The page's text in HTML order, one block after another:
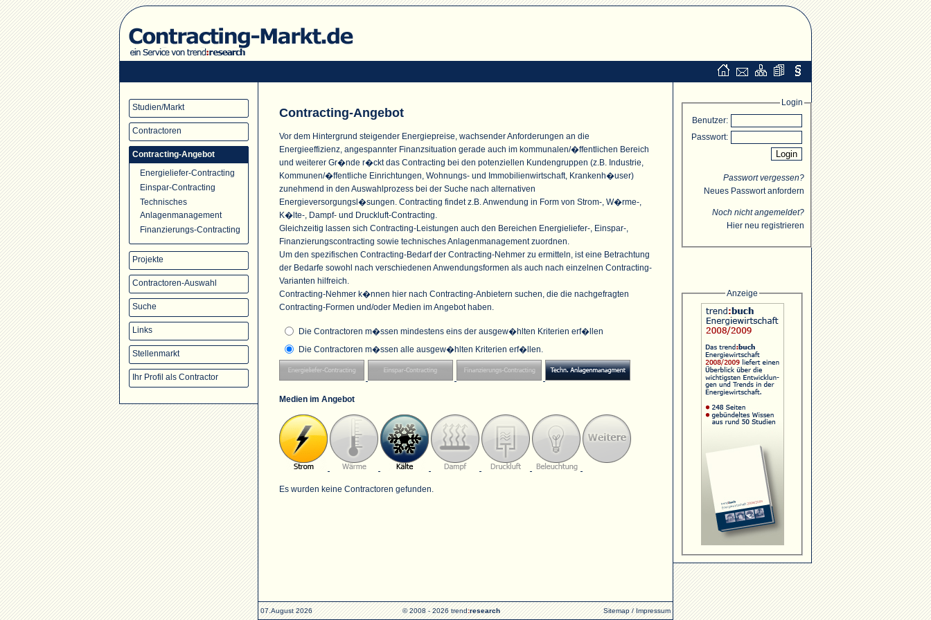
Studien/Markt
Contractoren
Contracting-Angebot
Energieliefer-Contracting
Einspar-Contracting
Technisches
Anlagenmanagement
Finanzierungs-Contracting
Projekte
Contractoren-Auswahl
Suche
Links
Stellenmarkt
Ihr Profil als Contractor
Contracting-Angebot
Vor dem Hintergrund steigender Energiepreise, wachsender Anforderungen an die
Energieeffizienz, angespannter Finanzsituation gerade auch im kommunalen/�ffentlichen Bereich
und weiterer Gr�nde r�ckt das Contracting bei den potenziellen Kundengruppen (z.B. Industrie,
Kommunen/�ffentliche Einrichtungen, Wohnungs- und Immobilienwirtschaft, Krankenh�user)
zunehmend in den Auswahlprozess bei der Suche nach alternativen
Energieversorgungsl�sungen. Contracting findet z.B. Anwendung in Form von Strom-, W�rme-,
K�lte-, Dampf- und Druckluft-Contracting.
Gleichzeitig lassen sich Contracting-Leistungen auch den Bereichen Energieliefer-, Einspar-,
Finanzierungscontracting sowie technisches Anlagenmanagement zuordnen.
Um den spezifischen Contracting-Bedarf der Contracting-Nehmer zu ermitteln, ist eine Betrachtung
der Bedarfe sowohl nach verschiedenen Anwendungsformen als auch nach einzelnen Contracting-
Varianten hilfreich.
Contracting-Nehmer k�nnen hier nach Contracting-Anbietern suchen, die die nachgefragten
Contracting-Formen und/oder Medien im Angebot haben.
Die Contractoren m�ssen mindestens eins der ausgew�hlten Kriterien erf�llen
Die Contractoren m�ssen alle ausgew�hlten Kriterien erf�llen.
Medien im Angebot
Es wurden keine Contractoren gefunden.
Login
Benutzer:
Passwort:
Passwort vergessen?
Neues Passwort anfordern
Noch nicht angemeldet?
Hier neu registrieren
Anzeige
07.August 2026 © 2008 - 2026 trend:research Sitemap/Impressum